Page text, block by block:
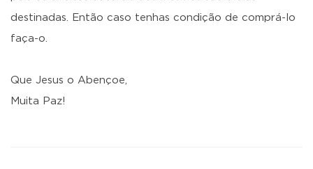
destinadas. Então caso tenhas condição de comprá-lo
faça-o.
Que Jesus o Abençoe,
Muita Paz!